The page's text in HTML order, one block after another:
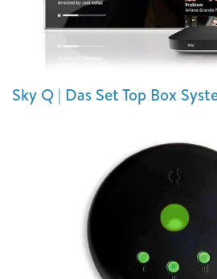
Sky Q | Das Set Top Box